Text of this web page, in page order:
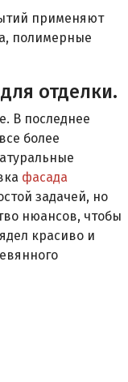
применяют
полимерные
отделки.
В последнее
более
фасада
задачей, но
нюансов, чтобы
красиво и